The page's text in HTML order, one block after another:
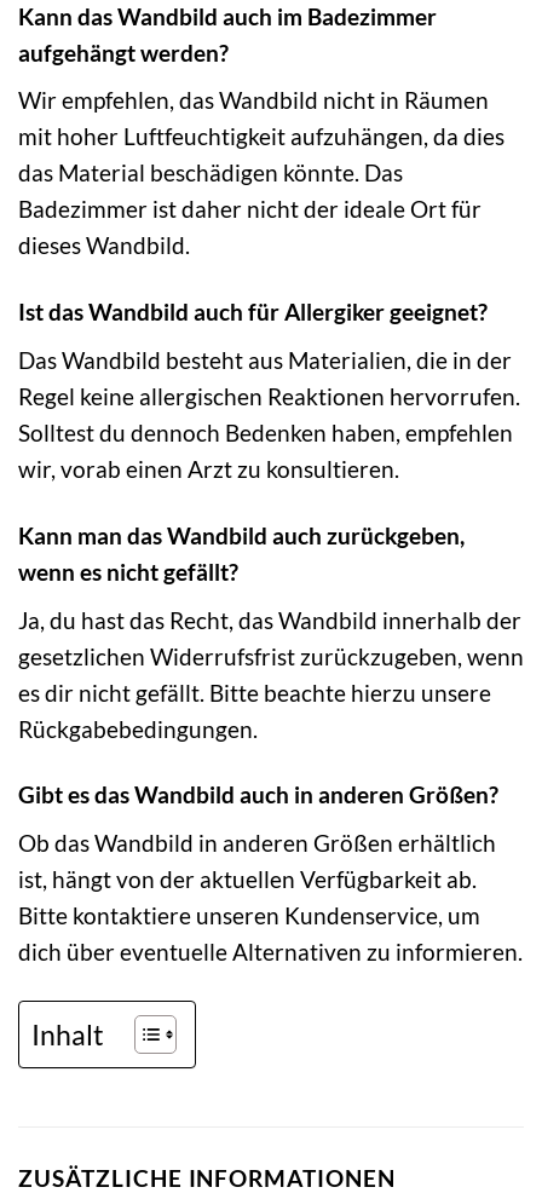
Kann das Wandbild auch im Badezimmer
aufgehängt werden?
Wir empfehlen, das Wandbild nicht in Räumen
mit hoher Luftfeuchtigkeit aufzuhängen, da dies
das Material beschädigen könnte. Das
Badezimmer ist daher nicht der ideale Ort für
dieses Wandbild.
Ist das Wandbild auch für Allergiker geeignet?
Das Wandbild besteht aus Materialien, die in der
Regel keine allergischen Reaktionen hervorrufen.
Solltest du dennoch Bedenken haben, empfehlen
wir, vorab einen Arzt zu konsultieren.
Kann man das Wandbild auch zurückgeben,
wenn es nicht gefällt?
Ja, du hast das Recht, das Wandbild innerhalb der
gesetzlichen Widerrufsfrist zurückzugeben, wenn
es dir nicht gefällt. Bitte beachte hierzu unsere
Rückgabebedingungen.
Gibt es das Wandbild auch in anderen Größen?
Ob das Wandbild in anderen Größen erhältlich
ist, hängt von der aktuellen Verfügbarkeit ab.
Bitte kontaktiere unseren Kundenservice, um
dich über eventuelle Alternativen zu informieren.
Inhalt
ZUSÄTZLICHE INFORMATIONEN